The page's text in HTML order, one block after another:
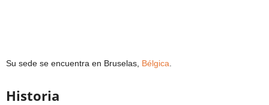
Su sede se encuentra en Bruselas, Bélgica
Historia